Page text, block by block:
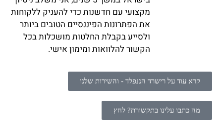
מקצועי עם חדשנות כדי להעניק ללקוחות
את הפתרונות הפיננסיים הטובים ביותר
ולסייע בקבלת החלטות מושכלות בכל
הקשור להלוואות ומימון אישי.
קרא עוד על רישרד הננפלד - והשירות שלנו
מה כתבו עלינו בתקשורת? לחץ